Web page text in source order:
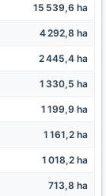
15 539,6 ha
4 292,8 ha
2 445,4 ha
1 330,5 ha
1 199,9 ha
1 161,2 ha
1 018,2 ha
713,8 ha